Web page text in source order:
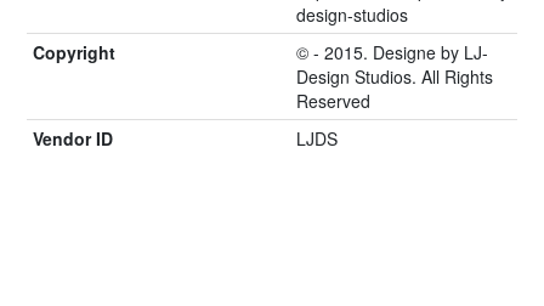
design-studios
Copyright
© - 2015. Designe by LJ-
Design Studios. All Rights
Reserved
Vendor ID
LJDS